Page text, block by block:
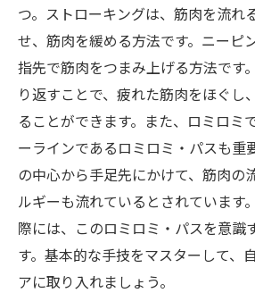
つ。ストローキングは、筋肉を流れ
せ、筋肉を緩める方法です。ニーピ
指先で筋肉をつまみ上げる方法です
り返すことで、疲れた筋肉をほぐし
ることができます。また、ロミロミ
ーラインであるロミロミ・パスも重
の中心から手足先にかけて、筋肉の
ルギーも流れているとされています
際には、このロミロミ・パスを意識
す。基本的な手技をマスターして、
アに取り入れましょう。